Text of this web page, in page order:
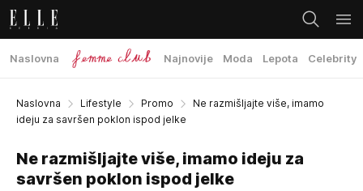
Naslovna Najnovije Moda Lepota Celebrity
Naslovna Lifestyle Promo
Ne razmišljajte više, imamo
ideju za savršen poklon ispod jelke
Ne razmišljajte više, imamo ideju za
savršen poklon ispod jelke